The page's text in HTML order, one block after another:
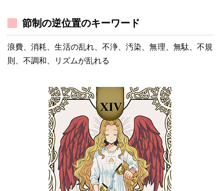
節制の逆位置のキーワード
浪費、消耗、生活の乱れ、不浄、汚染、無理、無駄、不規
則、不調和、リズムが乱れる